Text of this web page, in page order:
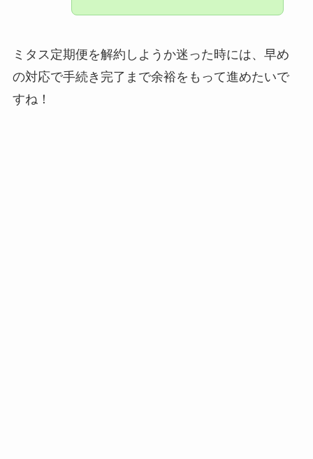
ミタス定期便を解約しようか迷った時には、早め
の対応で手続き完了まで余裕をもって進めたいで
すね！